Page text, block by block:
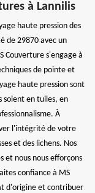
à Lannilis
haute pression des
de 29870 avec un
Couverture s'engage à
de pointe et
haute pression sont
en tuiles, en
À
l'intégrité de votre
et des lichens. Nos
et nous nous efforçons
confiance à MS
d'origine et contribuer